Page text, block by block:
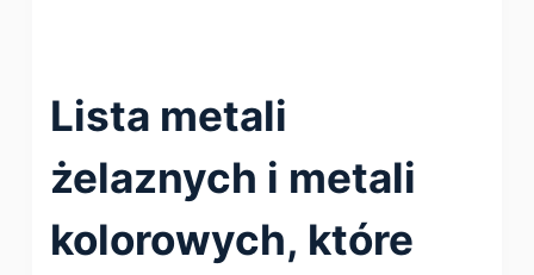
Lista metali
żelaznych i metali
kolorowych, które